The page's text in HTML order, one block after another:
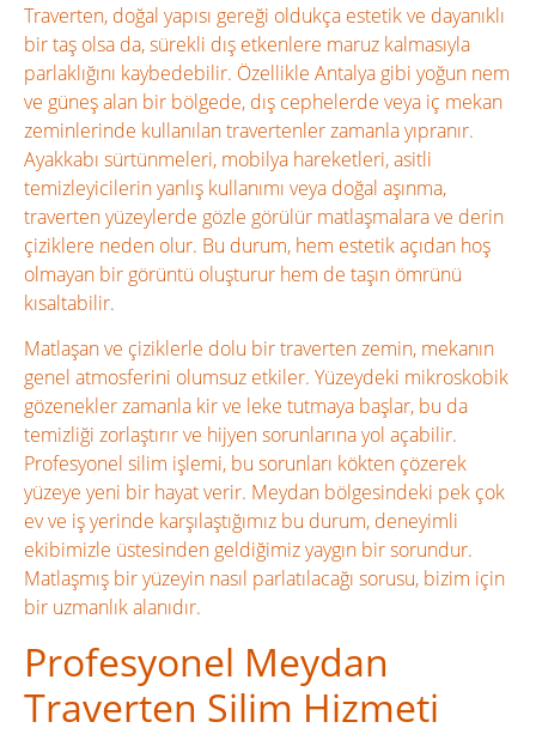
Traverten, doğal yapısı gereği oldukça estetik ve dayanıklı
bir taş olsa da, sürekli dış etkenlere maruz kalmasıyla
parlaklığını kaybedebilir. Özellikle Antalya gibi yoğun nem
ve güneş alan bir bölgede, dış cephelerde veya iç mekan
zeminlerinde kullanılan travertenler zamanla yıpranır.
Ayakkabı sürtünmeleri, mobilya hareketleri, asitli
temizleyicilerin yanlış kullanımı veya doğal aşınma,
traverten yüzeylerde gözle görülür matlaşmalara ve derin
çiziklere neden olur. Bu durum, hem estetik açıdan hoş
olmayan bir görüntü oluşturur hem de taşın ömrünü
kısaltabilir.
Matlaşan ve çiziklerle dolu bir traverten zemin, mekanın
genel atmosferini olumsuz etkiler. Yüzeydeki mikroskobik
gözenekler zamanla kir ve leke tutmaya başlar, bu da
temizliği zorlaştırır ve hijyen sorunlarına yol açabilir.
Profesyonel silim işlemi, bu sorunları kökten çözerek
yüzeye yeni bir hayat verir. Meydan bölgesindeki pek çok
ev ve iş yerinde karşılaştığımız bu durum, deneyimli
ekibimizle üstesinden geldiğimiz yaygın bir sorundur.
Matlaşmış bir yüzeyin nasıl parlatılacağı sorusu, bizim için
bir uzmanlık alanıdır.
Profesyonel Meydan
Traverten Silim Hizmeti